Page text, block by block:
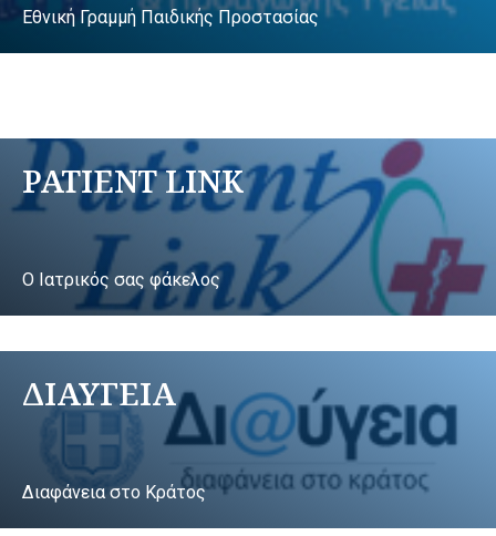
Εθνική Γραμμή Παιδικής Προστασίας
PATIENT LINK
Ο Ιατρικός σας φάκελος
ΔΙΑΥΓΕΙΑ
Διαφάνεια στο Κράτος